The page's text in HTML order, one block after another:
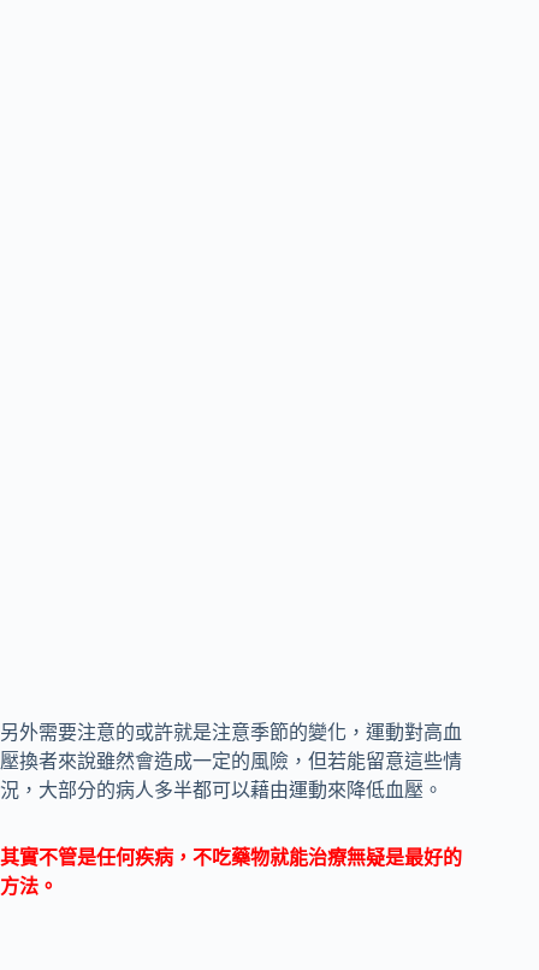
另外需要注意的或許就是注意季節的變化，運動對高血
壓換者來說雖然會造成一定的風險，但若能留意這些情
況，大部分的病人多半都可以藉由運動來降低血壓。
其實不管是任何疾病，不吃藥物就能治療無疑是最好的
方法。